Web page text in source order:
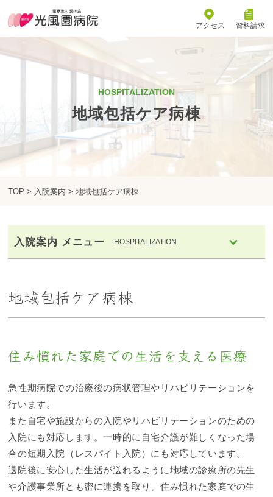
アクセス 資料請求
HOSPITALIZATION
地域包括ケア病棟
TOP > 入院案内> 地域包括ケア病棟
入院案内 メニュー HOSPITALIZATION
地域包括ケア病棟
住み慣れた家庭での生活を支える医療
急性期病院での治療後の病状管理やリハビリテーションを
行います。
また自宅や施設からの入院やリハビリテーションのための
入院にも対応します。一時的に自宅介護が難しくなった場
合の短期入院（レスパイト入院）にも対応しています。
退院後に安心した生活が送れるように地域の診療所の先生
や介護事業所とも密に連携を取り、住み慣れた家庭での生